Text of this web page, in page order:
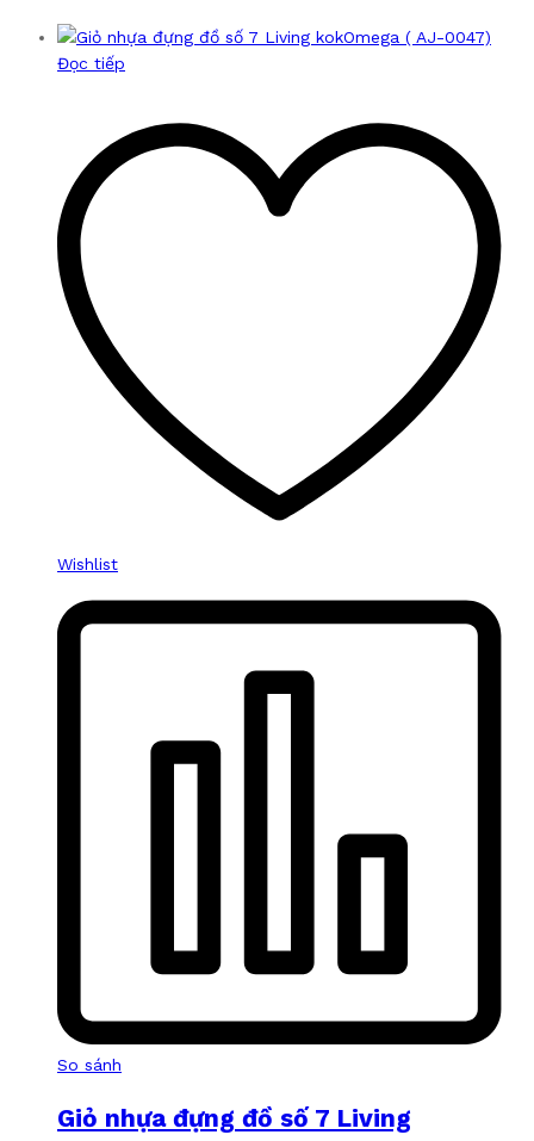
Đọc tiếp
Wishlist
So sánh
Giỏ nhựa đựng đồ số 7 Living